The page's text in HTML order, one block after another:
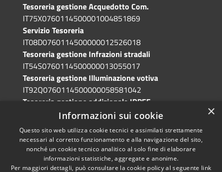
Tesoreria gestione Acquedotto Com.
IT75X0760114500001004851869
Servizio Tesoreria
IT08D0760114500000012526018
Tesoreria gestione Infrazioni stradali
IT54S0760114500000013055017
Tesoreria gestione Illuminazione votiva
IT92Q0760114500000058581042
Tesoreria gestione addizionale IRPEF
IT71A0760114500000086341765
Copyright © 2026 • Comune di
×
Informazioni sui cookie
Questo sito web utilizza cookie tecnici e assimilati strettamente
necessari al corretto funzionamento e alla navigazione del sito,
nonché un cookie tecnico analitico al solo fine di elaborare
informazioni statistiche, aggregate e anonime.
Per maggiori dettagli, può consultare la cookie policy al seguente link